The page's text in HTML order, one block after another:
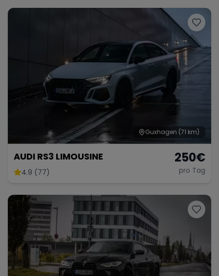
Guxhagen (71 km)
AUDI RS3 LIMOUSINE
4.9 (77)
250€
pro Tag